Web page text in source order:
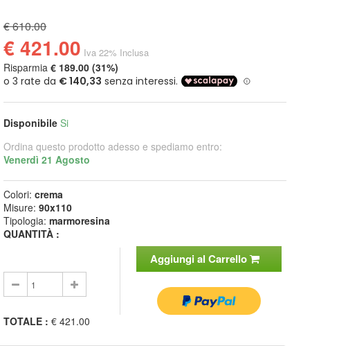
€ 610.00
€ 421.00 Iva 22% Inclusa
Risparmia€ 189.00 (31%)
Disponibile Si
Ordina questo prodotto adesso e spediamo entro:
Venerdì 21 Agosto
Colori:crema
Misure:90x110
Tipologia:marmoresina
QUANTITÀ :
Aggiungi al Carrello
TOTALE : € 421.00